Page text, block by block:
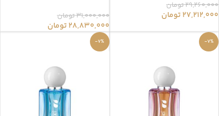
29,260,000تومان
27,212,000 تومان 31,000,000تومان
28,830,000 تومان
-7%
-7%